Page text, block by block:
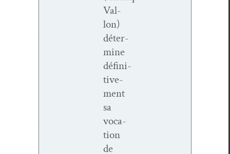
Val­
lon)
déter­
mine
défini­
tive­
ment
sa
voca­
tion
de